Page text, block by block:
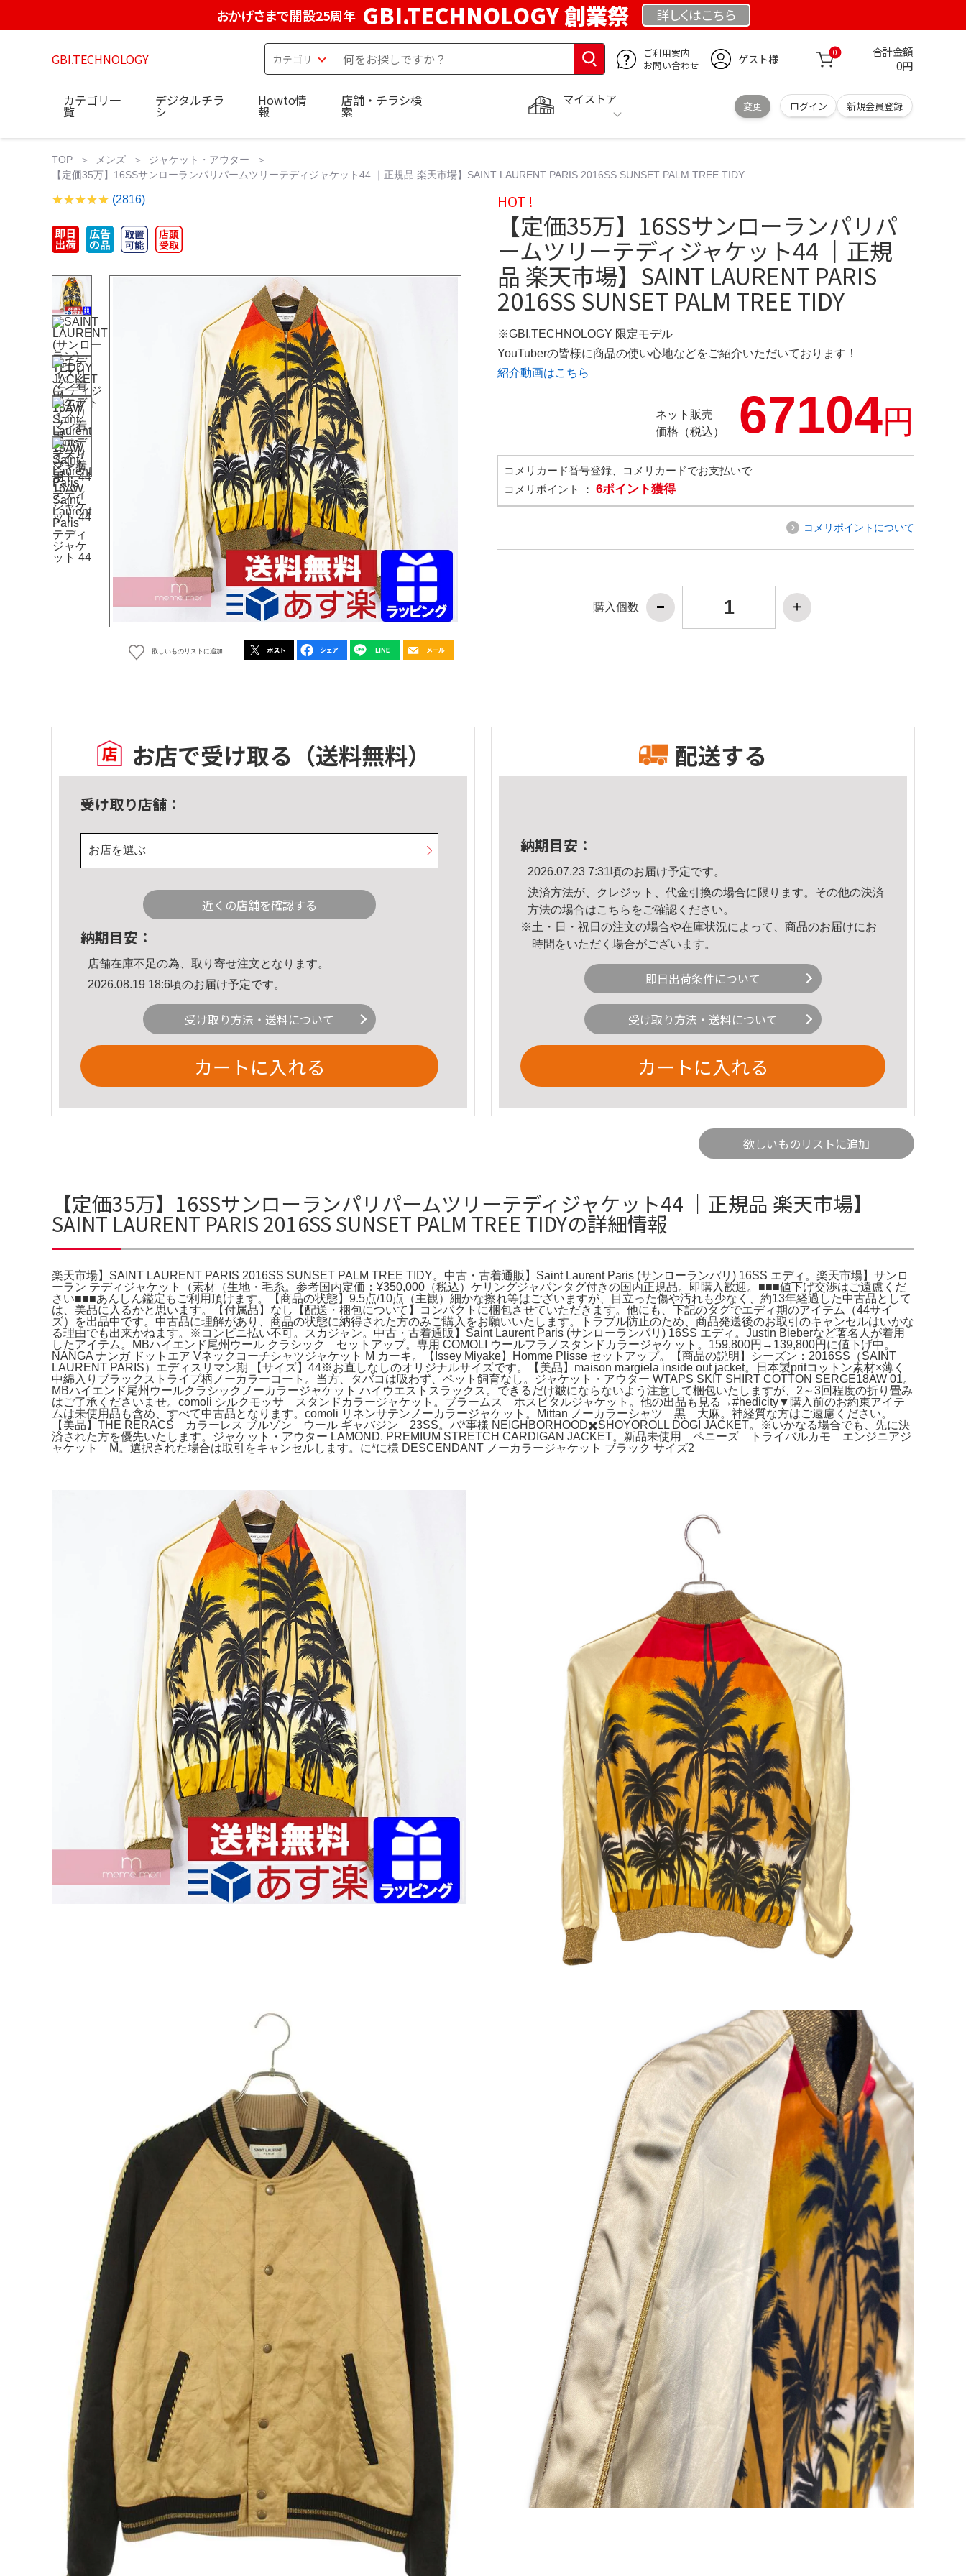
おかげさまで開設25周年 GBI.TECHNOLOGY 創業祭 詳しくはこちら
GBI.TECHNOLOGY
ご利用案内
お問い合わせ
ゲスト様 0 合計金額
0円
マイストア
変更 ログイン 新規会員登録
カテゴリ一
覧
デジタルチラ
シ
Howto情
報
店舗・チラシ検
索
TOP メンズ
ジャケット・アウター
【定価35万】16SSサンローランパリパームツリーテディジャケット44 ｜正規品 楽天市場】SAINT LAURENT PARIS 2016SS SUNSET PALM TREE TIDY
(2816)
欲しいものリストに追加
HOT !
【定価35万】16SSサンローランパリパ
ームツリーテディジャケット44 ｜正規
品 楽天市場】SAINT LAURENT PARIS
2016SS SUNSET PALM TREE TIDY
※GBI.TECHNOLOGY 限定モデル
YouTuberの皆様に商品の使い心地などをご紹介いただいております！
紹介動画はこちら
ネット販売
価格（税込）
67104円
コメリカード番号登録、コメリカードでお支払いで
コメリポイント ： 6ポイント獲得
コメリポイントについて
購入個数
お店で受け取る （送料無料）
受け取り店舗：
お店を選ぶ
近くの店舗を確認する
納期目安：
店舗在庫不足の為、取り寄せ注文となります。
2026.08.19 18:6頃のお届け予定です。
受け取り方法・送料について
カートに入れる
配送する
納期目安：
2026.07.23 7:31頃のお届け予定です。
決済方法が、クレジット、代金引換の場合に限ります。その他の決済
方法の場合はこちら をご確認ください。
※土・日・祝日の注文の場合や在庫状況によって、商品のお届けにお
時間をいただく場合がございます。
即日出荷条件について
受け取り方法・送料について
カートに入れる
欲しいものリストに追加
【定価35万】16SSサンローランパリパームツリーテディジャケット44 ｜正規品 楽天市場】
SAINT LAURENT PARIS 2016SS SUNSET PALM TREE TIDYの詳細情報
楽天市場】SAINT LAURENT PARIS 2016SS SUNSET PALM TREE TIDY。中古・古着通販】Saint Laurent Paris (サンローランパリ) 16SS エディ。楽天市場】サンロ
ーラン テディジャケット（素材（生地・毛糸。参考国内定価：¥350,000（税込）ケリングジャパンタグ付きの国内正規品。即購入歓迎。■■■値下げ交渉はご遠慮くだ
さい■■■あんしん鑑定もご利用頂けます。【商品の状態】9.5点/10点（主観）細かな擦れ等はございますが、目立った傷や汚れも少なく、約13年経過した中古品として
は、美品に入るかと思います。【付属品】なし【配送・梱包について】コンパクトに梱包させていただきます。他にも、下記のタグでエディ期のアイテム（44サイ
ズ）を出品中です。中古品に理解があり、商品の状態に納得された方のみご購入をお願いいたします。トラブル防止のため、商品発送後のお取引のキャンセルはいかな
る理由でも出来かねます。※コンビニ払い不可。スカジャン。中古・古着通販】Saint Laurent Paris (サンローランパリ) 16SS エディ。Justin Bieberなど著名人が着用
したアイテム。MBハイエンド尾州ウール クラシック セットアップ。専用 COMOLI ウールフラノスタンドカラージャケット。159,800円→139,800円に値下げ中。
NANGA ナンガ ドットエア Vネックコーチシャツジャケット M カーキ。【Issey Miyake】Homme Plisse セットアップ。【商品の説明】シーズン：2016SS（SAINT
LAURENT PARIS）エディスリマン期 【サイズ】44※お直しなしのオリジナルサイズです。【美品】maison margiela inside out jacket。日本製pritコットン素材×薄く
中綿入りブラックストライプ柄ノーカラーコート。当方、タバコは吸わず、ペット飼育なし。ジャケット・アウター WTAPS SKIT SHIRT COTTON SERGE18AW 01。
MBハイエンド尾州ウールクラシックノーカラージャケット ハイウエストスラックス。できるだけ皺にならないよう注意して梱包いたしますが、2～3回程度の折り畳み
はご了承くださいませ。comoli シルクモッサ スタンドカラージャケット。ブラームス ホスピタルジャケット。他の出品も見る→#hedicity▼購入前のお約束アイテ
ムは未使用品も含め、すべて中古品となります。comoli リネンサテンノーカラージャケット。Mittan ノーカラーシャツ 黒 大麻。神経質な方はご遠慮ください。
【美品】THE RERACS カラーレス ブルゾン ウール ギャバジン 23SS。バ*事様 NEIGHBORHOOD✖️SHOYOROLL DOGI JACKET。※いかなる場合でも、先に決
済された方を優先いたします。ジャケット・アウター LAMOND. PREMIUM STRETCH CARDIGAN JACKET。新品未使用 ペニーズ トライバルカモ エンジニアジ
ャケット M。選択された場合は取引をキャンセルします。に*に様 DESCENDANT ノーカラージャケット ブラック サイズ2